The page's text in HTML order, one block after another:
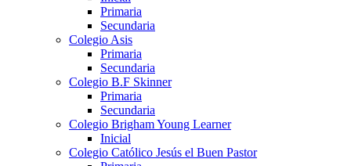
Primaria
Secundaria
Colegio Asis
Primaria
Secundaria
Colegio B.F Skinner
Primaria
Secundaria
Colegio Brigham Young Learner
Inicial
Colegio Católico Jesús el Buen Pastor